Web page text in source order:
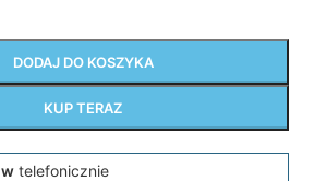
DODAJ DO KOSZYKA
KUP TERAZ
telefonicznie